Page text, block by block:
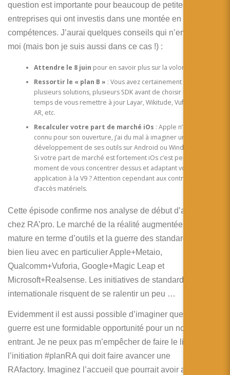
question est importante pour beaucoup de petites
entreprises qui ont investis dans une montée en
compétences. J’aurai quelques conseils qui n’engage que
moi (mais bon je suis aussi dans ce cas !) :
Attendre le 8 juin pour en savoir plus sur la volonté d’Apple
Ressortir le « plan B » : Vous avez certainement tester
plusieurs solutions, plusieurs SDK avant de choisir Metaio. Il est
temps de vous remettre à jour Layar, Wikitude, Vuforia, Inglobe
AR, etc.
Recalculer votre part de marché iOs : Apple n’étant pas
connu pour son ouverture, j’ai du mal à imaginer un
développement de ses outils sur Android ou Windows Mobile.
Si votre part de marché est fortement iOs c’est peut etre le
moment de vous concentrer dessus et adaptant vos
application à la V9 ? Attention cependant aux contraintes
d’accès matériels.
Cette épisode confirme nos analyse de début d’année
chez RA’pro. Le marché de la réalité augmentée devient
mature en terme d’outils et la guerre des standards aura
bien lieu avec en particulier Apple+Metaio,
Qualcomm+Vuforia, Google+Magic Leap et
Microsoft+Realsense. Les initiatives de standardisation
internationale risquent de se ralentir un peu …
Evidemment il est aussi possible d’imaginer que cette
guerre est une formidable opportunité pour un nouvel
entrant. Je ne peux pas m’empêcher de faire le lien avec
l’initiation #planRA qui doit faire avancer une
RAfactory. Imaginez l’accueil que pourrait avoir aujourd’hui